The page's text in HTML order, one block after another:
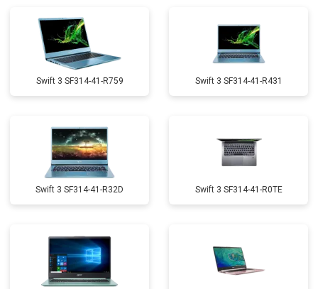
Swift 3 SF314-41-R759 Swift 3 SF314-41-R431
Swift 3 SF314-41-R32D Swift 3 SF314-41-R0TE